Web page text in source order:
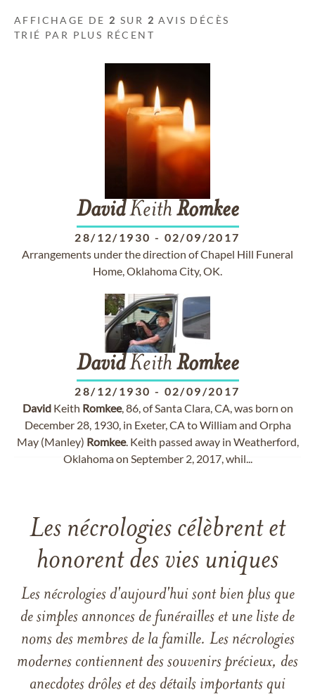
AFFICHAGE DE 2 SUR 2 AVIS DÉCÈS
TRIÉ PAR PLUS RÉCENT
DavidKeith Romkee
28/12/1930 - 02/09/2017
Arrangements under the direction of Chapel Hill Funeral
Home, Oklahoma City, OK.
DavidKeith Romkee
28/12/1930 - 02/09/2017
DavidKeith Romkee, 86, of Santa Clara, CA, was born on
December 28, 1930, in Exeter, CA to William and Orpha
May (Manley) Romkee. Keith passed away in Weatherford,
Oklahoma on September 2, 2017, whil...
Les nécrologies célèbrent et
honorent des vies uniques
Les nécrologies d'aujourd'hui sont bien plus que
de simples annonces de funérailles et une liste de
noms des membres de la famille. Les nécrologies
modernes contiennent des souvenirs précieux, des
anecdotes drôles et des détails importants qui